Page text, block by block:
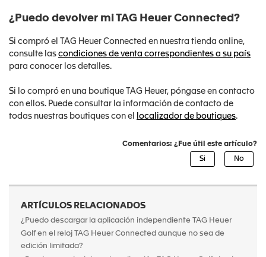
¿Puedo devolver mi TAG Heuer Connected?
Si compró el TAG Heuer Connected en nuestra tienda online,
consulte las condiciones de venta correspondientes a su país
para conocer los detalles.
Si lo compró en una boutique TAG Heuer, póngase en contacto
con ellos. Puede consultar la información de contacto de
todas nuestras boutiques con el
localizador de boutiques.
Comentarios: ¿Fue útil este artículo?
ARTÍCULOS RELACIONADOS
¿Puedo descargar la aplicación independiente TAG Heuer
Golf en el reloj TAG Heuer Connected aunque no sea de
edición limitada?